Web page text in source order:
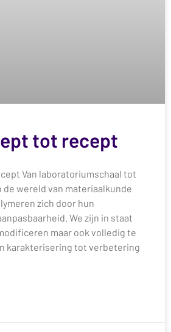
tot recept
Van laboratoriumschaal tot
de wereld van materiaalkunde
zich door hun
We zijn in staat
maar ook volledig te
karakterisering tot verbetering